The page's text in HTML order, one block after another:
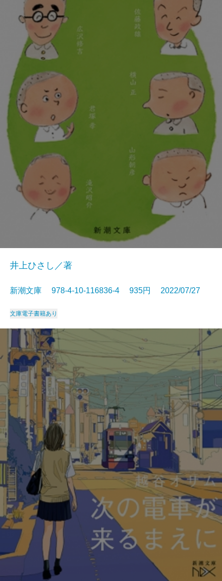
井上ひさし／著
新潮文庫 978-4-10-116836-4 935円 2022/07/27
文庫電子書籍あり